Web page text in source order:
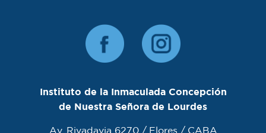
Instituto de la Inmaculada Concepción
de Nuestra Señora de Lourdes
Av. Rivadavia 6270 / Flores / CABA